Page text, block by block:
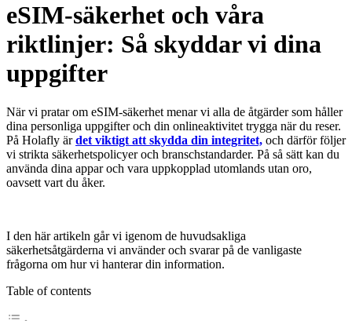
eSIM-säkerhet och våra
riktlinjer: Så skyddar vi dina
uppgifter
När vi pratar om eSIM-säkerhet menar vi alla de åtgärder som håller
dina personliga uppgifter och din onlineaktivitet trygga när du reser.
På Holafly ärdet viktigt att skydda din integritet, och därför följer
vi strikta säkerhetspolicyer och branschstandarder. På så sätt kan du
använda dina appar och vara uppkopplad utomlands utan oro,
oavsett vart du åker.
I den här artikeln går vi igenom de huvudsakliga
säkerhetsåtgärderna vi använder och svarar på de vanligaste
frågorna om hur vi hanterar din information.
Table of contents